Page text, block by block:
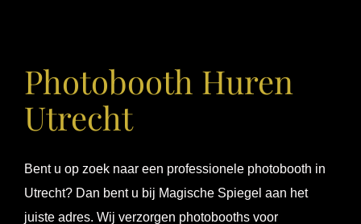
Photobooth Huren
Utrecht
Bent u op zoek naar een professionele photobooth in
Utrecht? Dan bent u bij Magische Spiegel aan het
juiste adres. Wij verzorgen photobooths voor